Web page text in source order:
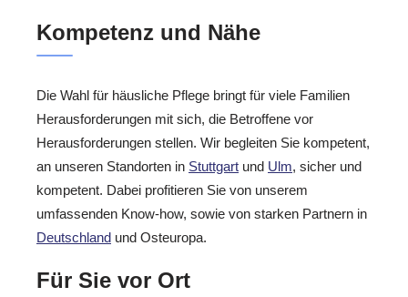
Kompetenz und Nähe
Die Wahl für häusliche Pflege bringt für viele Familien
Herausforderungen mit sich, die Betroffene vor
Herausforderungen stellen. Wir begleiten Sie kompetent,
an unseren Standorten in Stuttgart und Ulm, sicher und
kompetent. Dabei profitieren Sie von unserem
umfassenden Know-how, sowie von starken Partnern in
Deutschland und Osteuropa.
Für Sie vor Ort